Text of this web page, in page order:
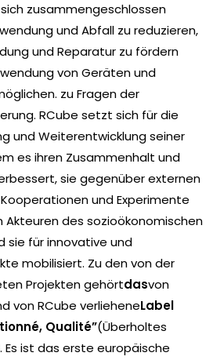
zusammengeschlossen
und Abfall zu reduzieren,
und Reparatur zu fördern
von Geräten und
zu Fragen der
RCube setzt sich für die
und Weiterentwicklung seiner
es ihren Zusammenhalt und
sie gegenüber externen
und Experimente
des sozioökonomischen
sie für innovative und
mobilisiert. Zu den von der
Projekten gehörtdasvon
von RCube verlieheneLabel
Qualité”(Überholtes
. Es ist das erste europäische